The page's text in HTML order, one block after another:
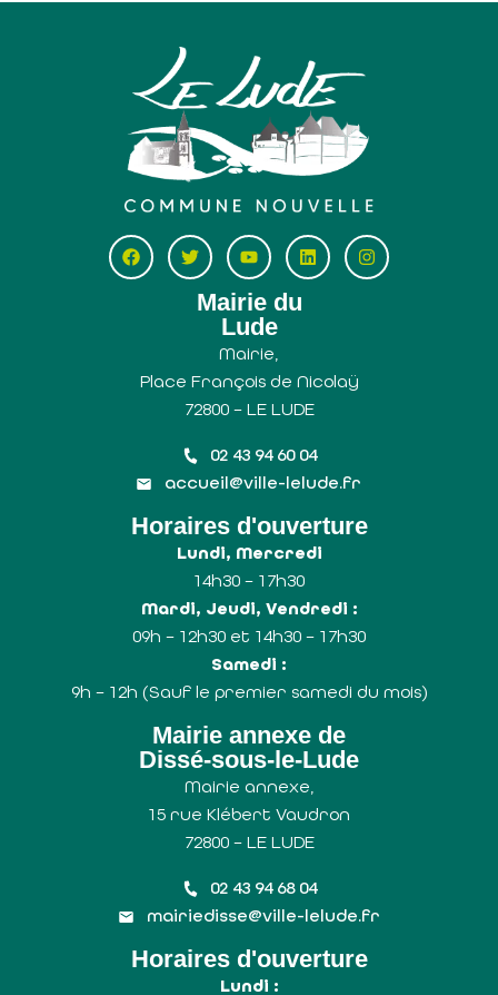
Mairie du
Lude
Mairie,
Place François de Nicolaÿ
72800 – LE LUDE
02 43 94 60 04
accueil@ville-lelude.fr
Horaires d'ouverture
Lundi, Mercredi
14h30 – 17h30
Mardi, Jeudi, Vendredi :
09h – 12h30 et 14h30 – 17h30
Samedi :
9h – 12h (Sauf le premier samedi du mois)
Mairie annexe de
Dissé-sous-le-Lude
Mairie annexe,
15 rue Klébert Vaudron
72800 – LE LUDE
02 43 94 68 04
mairiedisse@ville-lelude.fr
Horaires d'ouverture
Lundi :